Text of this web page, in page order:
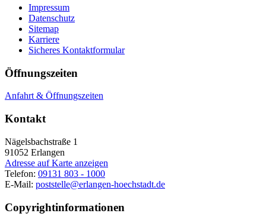
Impressum
Datenschutz
Sitemap
Karriere
Sicheres Kontaktformular
Öffnungszeiten
Anfahrt & Öffnungszeiten
Kontakt
Nägelsbachstraße 1
91052 Erlangen
Adresse auf Karte anzeigen
Telefon: 09131 803 - 1000
E-Mail: poststelle@erlangen-hoechstadt.de
Copyrightinformationen